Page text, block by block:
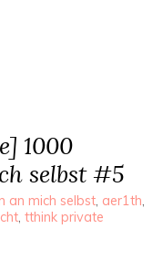
1000
selbst #5
an mich selbst, aer1th,
, tthink private